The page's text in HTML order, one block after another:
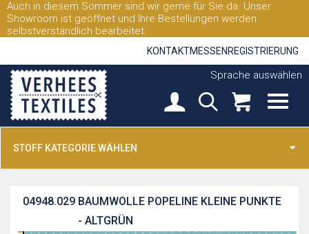
Auch in diesem Sommer sind wir gerne für Sie da. Unser
Showroom ist geöffnet und Ihre Bestellungen werden
selbstverständlich bearbeitet.
KONTAKTMESSEN REGISTRIERUNG
Sprache auswählen
STOFF KATEGORIE WÄHLEN
BAUMWOLLE POPELINE KLEINE PUNKTE
- ALTGRÜN
04948.029